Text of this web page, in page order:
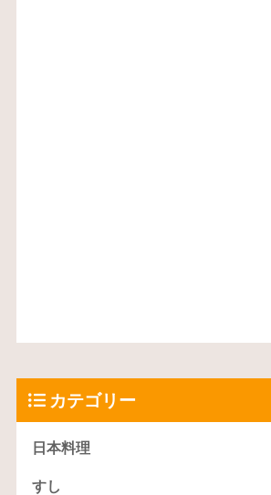
カテゴリー
日本料理
すし